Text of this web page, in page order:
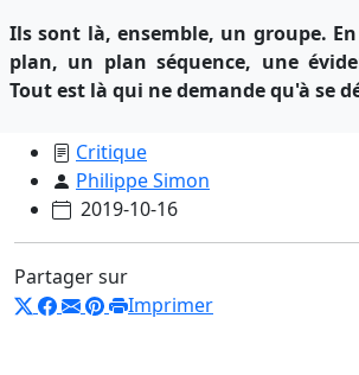
Ils sont là, ensemble, un groupe.
plan, un plan séquence, une
Tout est là qui ne demande qu'à se
Critique
Philippe Simon
2019-10-16
Partager sur
Imprimer